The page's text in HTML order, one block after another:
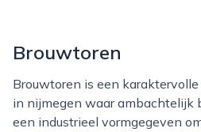
Brouwtoren
Brouwtoren is een karaktervolle brouwerij en proeflokaal
in nijmegen waar ambachtelijk
een industrieel vormgegeven